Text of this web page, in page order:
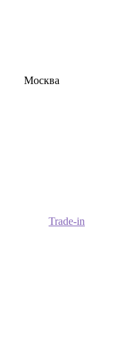
Москва
Trade-in